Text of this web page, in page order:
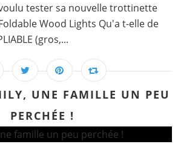
tester sa nouvelle trottinette
Wood Lights Qu'a t-elle de
(gros,...
UNE FAMILLE UN PEU
PERCHÉE !